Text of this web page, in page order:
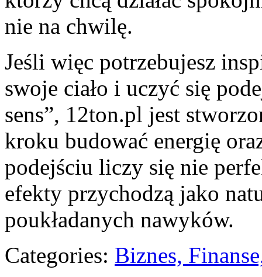
nie na chwilę.
Jeśli więc potrzebujesz
swoje ciało i uczyć się
sens”, 12ton.pl jest
kroku budować energię
podejściu liczy się nie
efekty przychodzą jako
poukładanych nawyków.
Categories: Biznes,